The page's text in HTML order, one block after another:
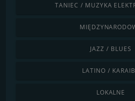
TANIEC / MUZYKA
JAZZ / BLUES
LATINO /
LOKALNE